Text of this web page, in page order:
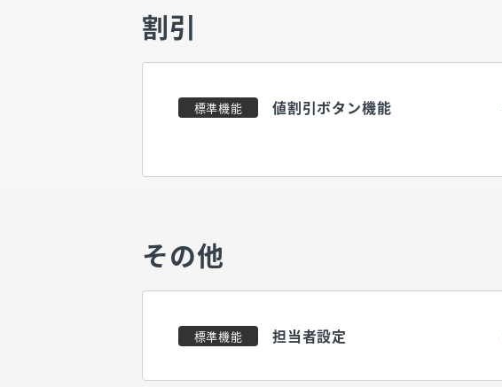
割引
標準機能 値割引ボタン機能
その他
標準機能 担当者設定